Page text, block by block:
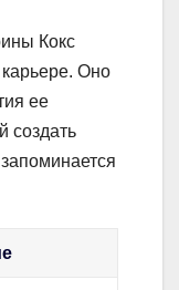
Кокс
Оно
ее
создать